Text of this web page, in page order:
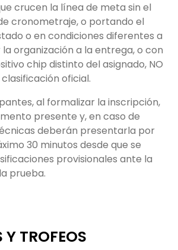
crucen la línea de meta sin el
cronometraje, o portando el
o en condiciones diferentes a
organización a la entrega, o con
chip distinto del asignado, NO
oficial.
al formalizar la inscripción,
presente y, en caso de
deberán presentarla por
30 minutos desde que se
provisionales ante la
prueba.
Y TROFEOS